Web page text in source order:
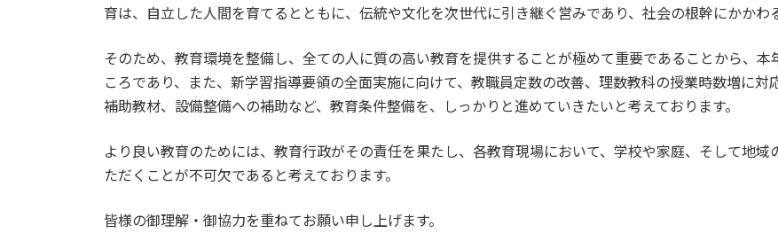
育は、自立した人間を育てるとともに、伝統や文化を次世代に引き継ぐ営みであり、社会の根幹にかかわ
そのため、教育環境を整備し、全ての人に質の高い教育を提供することが極めて重要であることから、
ころであり、また、新学習指導要領の全面実施に向けて、教職員定数の改善、理数教科の授業時数増に対
補助教材、設備整備への補助など、教育条件整備を、しっかりと進めていきたいと考えております。
より良い教育のためには、教育行政がその責任を果たし、各教育現場において、学校や家庭、そして地
ただくことが不可欠であると考えております。
皆様の御理解・御協力を重ねてお願い申し上げます。